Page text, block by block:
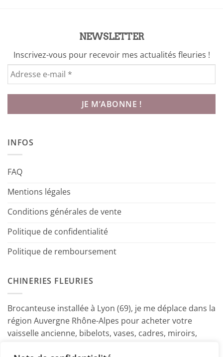
NEWSLETTER
Inscrivez-vous pour recevoir mes actualités fleuries !
INFOS
FAQ
Mentions légales
Conditions générales de vente
Politique de confidentialité
Politique de remboursement
CHINERIES FLEURIES
Brocanteuse installée à Lyon (69), je me déplace dans la
région Auvergne Rhône-Alpes pour acheter votre
vaisselle ancienne, bibelots, vases, cadres, miroirs,